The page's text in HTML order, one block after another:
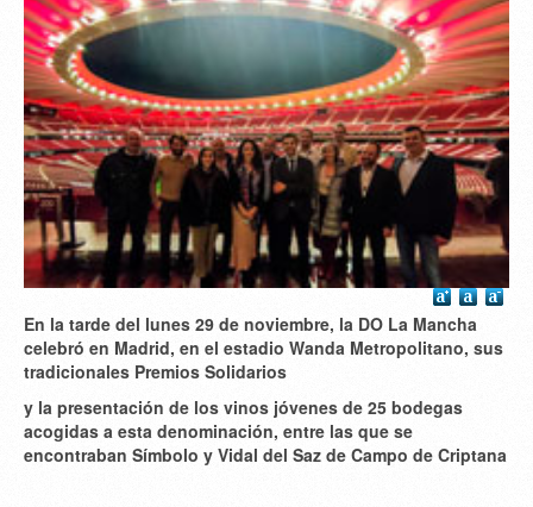
En la tarde del lunes 29 de noviembre, la DO La Mancha
celebró en Madrid, en el estadio Wanda Metropolitano, sus
tradicionales Premios Solidarios
y la presentación de los vinos jóvenes de 25 bodegas
acogidas a esta denominación, entre las que se
encontraban Símbolo y Vidal del Saz de Campo de Criptana